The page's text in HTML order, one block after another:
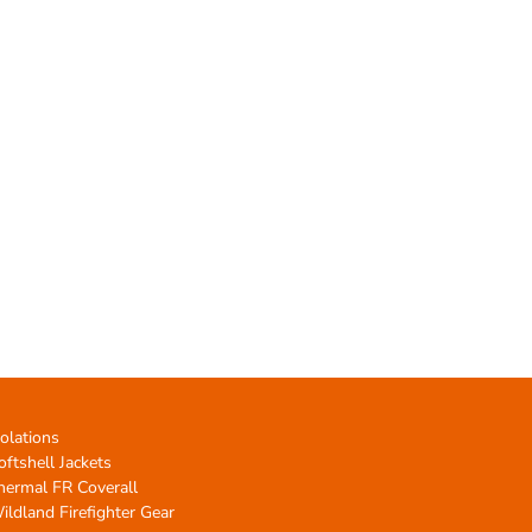
Jackets
FR Coverall
Firefighter Gear